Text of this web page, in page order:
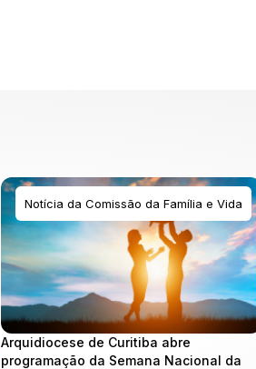
Notícia da Comissão da Família e Vida
Arquidiocese de Curitiba abre
programação da Semana Nacional da